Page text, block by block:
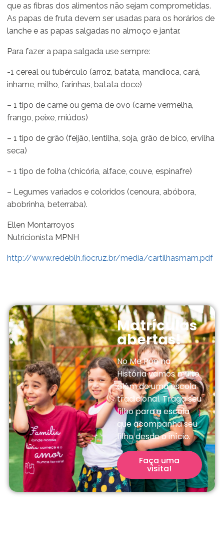
que as fibras dos alimentos não sejam comprometidas.
As papas de fruta devem ser usadas para os horários de
lanche e as papas salgadas no almoço e jantar.
Para fazer a papa salgada use sempre:
-1 cereal ou tubérculo (arroz, batata, mandioca, cará,
inhame, milho, farinhas, batata doce)
– 1 tipo de carne ou gema de ovo (carne vermelha,
frango, peixe, miúdos)
– 1 tipo de grão (feijão, lentilha, soja, grão de bico, ervilha
seca)
– 1 tipo de folha (chicória, alface, couve, espinafre)
– Legumes variados e coloridos (cenoura, abóbora,
abobrinha, beterraba).
Ellen Montarroyos
Nutricionista MPNH
http://www.redeblh.fiocruz.br/media/cartilhasmam.pdf
Matrículas
abertas!
No Me Põe na
História vamos muito
além de uma escola
tradicional. Traga seu
filho para a escola
que acompanha seu
filho desde o início.
Faça uma
visita!